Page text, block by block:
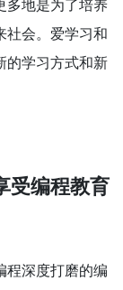
多地是为了培养
社会。爱学习和
的学习方式和新
受编程教育
程深度打磨的编